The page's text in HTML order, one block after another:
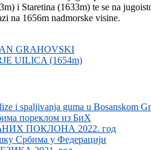
i Staretina (1633m) te se na
na 1656m nadmorske visine.
GRAHOVSKI
UILICA (1654m)
i spaljivanja guma u Bosanskom
пореклом из БиХ
ПОКЛОНА 2022. год
Србима у Федерацији